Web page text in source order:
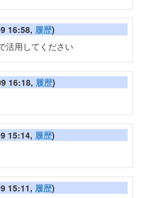
16:58, 履歴)
活用してください
16:18, 履歴)
15:14, 履歴)
15:11, 履歴)